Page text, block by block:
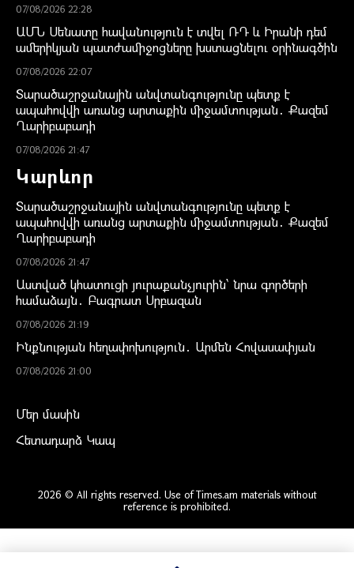
07/08/2026 22:28
ԱՄՆ Սենատը հավանություն է տվել ՌԴ և Իրանի դեմ
ամերիկյան պատժամիջոցները խստացնելու օրինագծին
07/08/2026 22:07
Տարածաշրջանային անվտանգությունը պետք է
ապահովվի առանց արտաքին միջամտության․ Քազեմ
Ղարիբաբադի
07/08/2026 21:47
Կարևոր
Տարածաշրջանային անվտանգությունը պետք է
ապահովվի առանց արտաքին միջամտության․ Քազեմ
Ղարիբաբադի
07/08/2026 21:47
Աստված կհատուցի յուրաքանչյուրին՝ նրա գործերի
համաձայն․ Բագրատ Սրբազան
07/08/2026 21:19
Ինքնության հեղափոխություն․ Արմեն Հովասափյան
07/08/2026 21:00
Մեր մասին
Հետադարձ Կապ
2026 © All rights reserved. Use of Times.am materials without
reference is prohibited.